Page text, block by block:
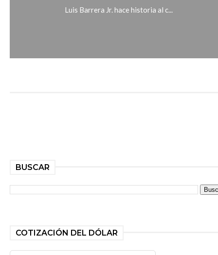
Luis Barrera Jr. hace historia al c...
BUSCAR
COTIZACIÓN DEL DÓLAR